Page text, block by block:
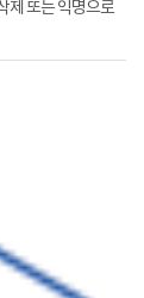
제 또는 익명으로